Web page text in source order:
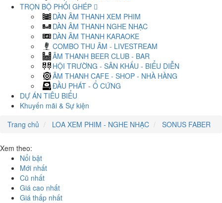
TRỌN BỘ PHỐI GHÉP
DÀN ÂM THANH XEM PHIM
DÀN ÂM THANH NGHE NHẠC
DÀN ÂM THANH KARAOKE
COMBO THU ÂM - LIVESTREAM
ÂM THANH BEER CLUB - BAR
HỘI TRƯỜNG - SÂN KHẤU - BIỂU DIỄN
ÂM THANH CAFE - SHOP - NHÀ HÀNG
ĐẦU PHÁT - Ổ CỨNG
DỰ ÁN TIÊU BIỂU
Khuyến mãi & Sự kiện
Trang chủ
LOA XEM PHIM - NGHE NHẠC SONUS FABER
Xem theo:
Nổi bật
Mới nhất
Cũ nhất
Giá cao nhất
Giá thấp nhất